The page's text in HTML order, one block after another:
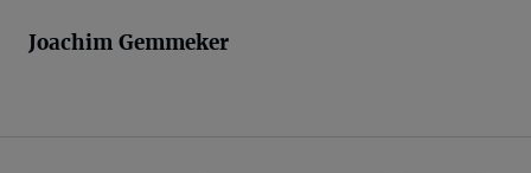
Joachim Gemmeker